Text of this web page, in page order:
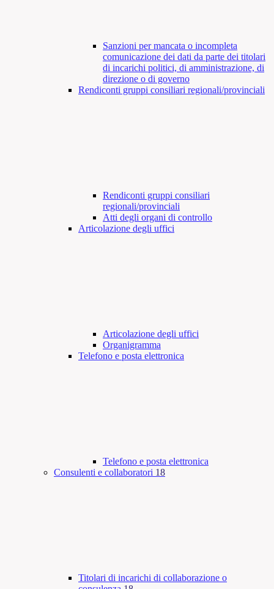
Sanzioni per mancata o incompleta
comunicazione dei dati da parte dei titolari
di incarichi politici, di amministrazione, di
direzione o di governo
Rendiconti gruppi consiliari regionali/provinciali
Rendiconti gruppi consiliari
regionali/provinciali
Atti degli organi di controllo
Articolazione degli uffici
Articolazione degli uffici
Organigramma
Telefono e posta elettronica
Telefono e posta elettronica
Consulenti e collaboratori 18
Titolari di incarichi di collaborazione o